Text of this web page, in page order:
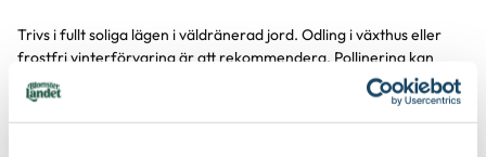
Trivs i fullt soliga lägen i väldränerad jord. Odling i växthus eller
frostfri vinterförvaring är att rekommendera. Pollinering kan
behövas för fruktsättning.
Vårplantering är att föredra för en säkrare etablering vilket